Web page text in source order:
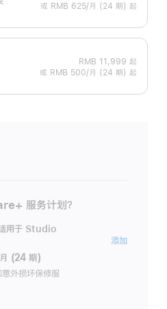
或 RMB 625/月 (24 期) 起
RMB 11,999 起
或 RMB 500/月 (24 期) 起
服务计划？
用于 Studio
(24 期)
外损坏保修服
添加